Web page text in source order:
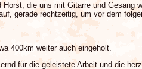
die uns mit Gitarre und
gerade rechtzeitig, um vor dem
400km weiter auch eingeholt.
für die geleistete Arbeit und die